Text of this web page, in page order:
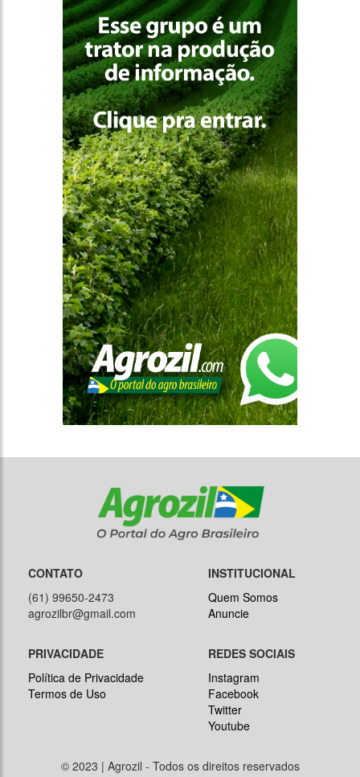
CONTATO
(61) 99650-2473
agrozilbr@gmail.com
INSTITUCIONAL
Quem Somos
Anuncie
PRIVACIDADE
Política de Privacidade
Termos de Uso
REDES SOCIAIS
Instagram
Facebook
Twitter
Youtube
© 2023 | Agrozil - Todos os direitos reservados